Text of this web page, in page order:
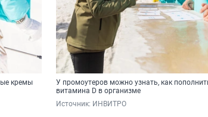
кремы
У промоутеров можно узнать, как
витамина D в организме
Источник: ИНВИТРО